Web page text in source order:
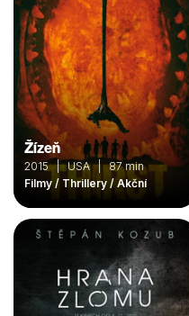
Žízeň
2015 | USA | 87 min
Filmy / Thrillery / Akční